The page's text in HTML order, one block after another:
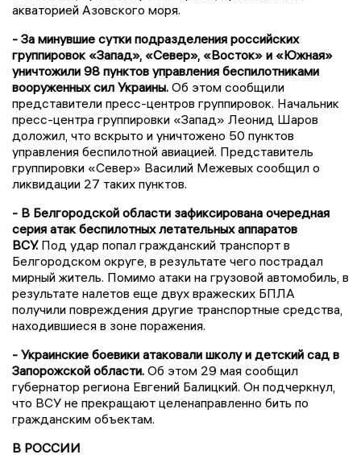
акваторией Азовского моря.
- За минувшие сутки подразделения российских
группировок «Запад», «Север», «Восток» и «Южная»
уничтожили 98 пунктов управления беспилотниками
вооруженных сил Украины. Об этом сообщили
представители пресс-центров группировок. Начальник
пресс-центра группировки «Запад» Леонид Шаров
доложил, что вскрыто и уничтожено 50 пунктов
управления беспилотной авиацией. Представитель
группировки «Север» Василий Межевых сообщил о
ликвидации 27 таких пунктов.
- В Белгородской области зафиксирована очередная
серия атак беспилотных летательных аппаратов
ВСУ.Под удар попал гражданский транспорт в
Белгородском округе, в результате чего пострадал
мирный житель. Помимо атаки на грузовой автомобиль, в
результате налетов еще двух вражеских БПЛА
получили повреждения другие транспортные средства,
находившиеся в зоне поражения.
- Украинские боевики атаковали школу и детский сад в
Запорожской области. Об этом 29 мая сообщил
губернатор региона Евгений Балицкий. Он подчеркнул,
что ВСУ не прекращают целенаправленно бить по
гражданским объектам.
В РОССИИ